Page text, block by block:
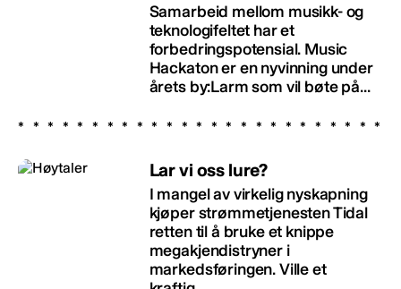
Samarbeid mellom musikk- og
teknologifeltet har et
forbedringspotensial. Music
Hackaton er en nyvinning under
årets by:Larm som vil bøte på...
Lar vi oss lure?
I mangel av virkelig nyskapning
kjøper strømmetjenesten Tidal
retten til å bruke et knippe
megakjendistryner i
markedsføringen. Ville et